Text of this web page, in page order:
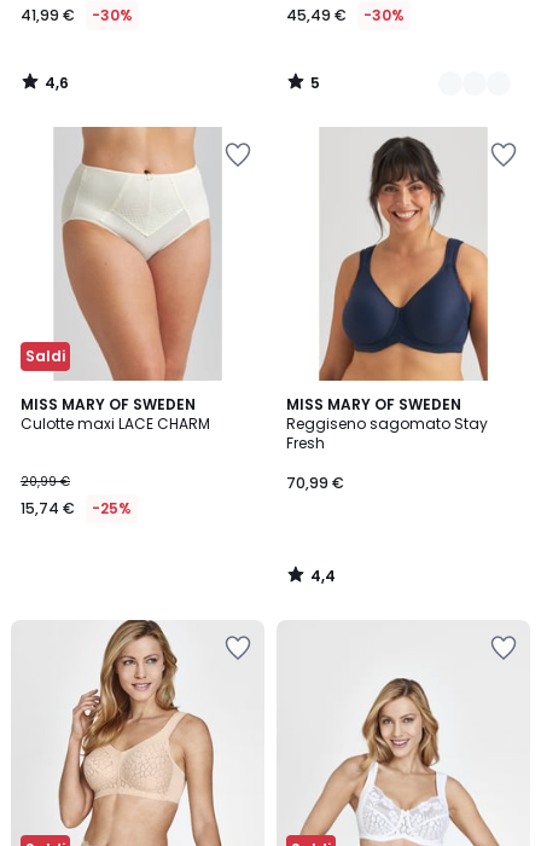
41,99 € -30%
4,6
/
45,49 € -30%
5
/
Saldi
MISS MARY OF SWEDEN
Culotte maxi LACE CHARM
20,99 €
15,74 € -25%
MISS MARY OF SWEDEN
Reggiseno sagomato Stay
Fresh
70,99 €
4,4
/ 5
4,4
/